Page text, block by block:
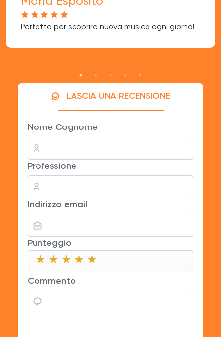
Perfetto per scoprire nuova musica ogni giorno!
LASCIA UNA RECENSIONE
Nome Cognome
Professione
Indirizzo email
Punteggio
★
★ ★
★ ★ ★
★ ★ ★ ★
★ ★ ★ ★ ★
Commento